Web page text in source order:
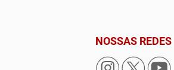
NOSSAS REDES